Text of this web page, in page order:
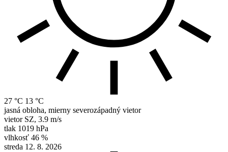
27 °C 13 °C
jasná obloha, mierny severozápadný vietor
vietor SZ, 3.9 m/s
tlak 1019 hPa
vlhkosť 46 %
streda 12. 8. 2026